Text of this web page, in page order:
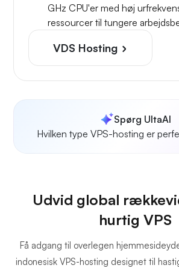
GHz CPU'er med høj
ressourcer til tungere
VDS Hosting
Spørg UltaAI
Hvilken type VPS-hosting er
Udvid global
hurtig VPS
Få adgang til overlegen
indonesisk VPS-hosting designet til